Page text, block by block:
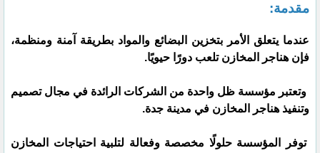
مقدمة:
عندما يتعلق الأمر بتخزين البضائع والمواد بطريقة آمنة ومنظمة،
فإن هناجر المخازن تلعب دورًا حيويًا.
وتعتبر مؤسسة ظل واحدة من الشركات الرائدة في مجال تصميم
وتنفيذ هناجر المخازن في مدينة جدة.
توفر المؤسسة حلولًا مخصصة وفعالة لتلبية احتياجات المخازن